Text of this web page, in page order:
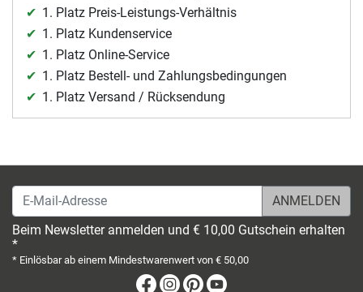
1. Platz Preis-Leistungs-Verhältnis
1. Platz Kundenservice
1. Platz Online-Service
1. Platz Bestell- und Zahlungsbedingungen
1. Platz Versand / Rücksendung
E-Mail-Adresse
Beim Newsletter anmelden und € 10,00 Gutschein erhalten
*
* Einlösbar ab einem Mindestwarenwert von € 50,00
Facebook
Instagram
Pinterest